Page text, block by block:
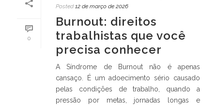
0
Posted 12 de março de 2026
Burnout: direitos
trabalhistas que você
precisa conhecer
A Síndrome de Burnout não é apenas
cansaço. É um adoecimento sério causado
pelas condições de trabalho, quando a
pressão por metas, jornadas longas e